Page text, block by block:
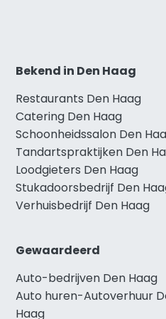
Bekend in Den Haag
Restaurants Den Haag
Catering Den Haag
Schoonheidssalon Den
Tandartspraktijken Den
Loodgieters Den Haag
Stukadoorsbedrijf Den
Verhuisbedrijf Den Haag
Gewaardeerd
Auto-bedrijven Den Haag
Auto huren-Autoverhuur
Haag